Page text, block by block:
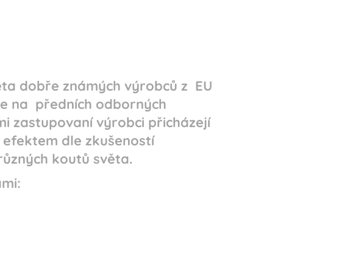
dobře známých výrobců z EU
na předních odborných
zastupovaní výrobci přicházejí
dle zkušeností
koutů světa.